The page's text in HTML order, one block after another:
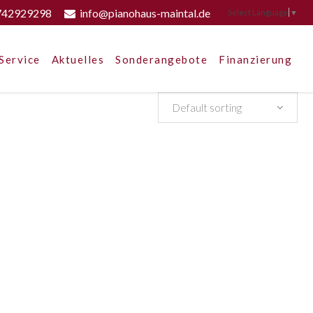
info@pianohaus-maintal.de Select Language ▼
Aktuelles Sonderangebote Finanzierung
Default sorting